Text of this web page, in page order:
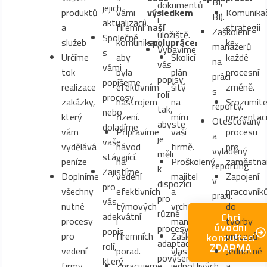
produktů
a
služeb
Určíme
tok
realizace
zakázky,
který
vám
vydělává
peníze
Doplníme
všechny
nutné
procesy
pro
vedení
jejich
aktualizaci).
Společně
s
vámi
popíšeme
procesy
nebo
doladíme
vaše
stávající.
Zajistíme
pro
vás
adekvátní
popis
rolí,
který
vámi
firemní
komunikaci,
aby
byla
efektivním
nástrojem
řízení.
Připravíme
návod
na
vedení
efektivních
týmových
i
firemních
porad.
dokumentů
i
úložiště.
Vybavíme
vás
popisy
rolí
tak,
abyste
je
měli
k
dispozici
pro
různé
procesy(nábor,
adaptace,
povýšení
výsledkem
naší
spolupráce:
Školicí
plán
šitý
na
míru
vaší
firmě.
Proškolený
majitel
a
vrcholový
management.
Zaškolení
vlastníci
BI).
Zaškolení
manažerů
na
práci
s
reporty.
Otestovaný
a
vyladěný
reporting
v
praxi.
Chci
úvodní
konzultaci
ZDARMA
strategii
ke
každé
procesní
změně.
prezentaci
procesu
pro
Zapojení
do
tvorby
procesů.
Jednotné